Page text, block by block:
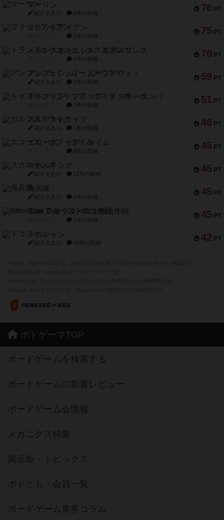
76 PT
マーリン
紹介文あり 6件の投稿
75 PT
フラットアイアン
2件の投稿
70 PT
トランスオリエント・エクスプレス
1件の投稿
59 PT
アンブッシュ！：ムーブアウト！
紹介文あり 1件の投稿
51 PT
キャプテン・フリップ：イスラ・ボンバ
2件の投稿
46 PT
ガルフストライク
紹介文あり 1件の投稿
45 PT
エコーズ・オブ・タイム
8件の投稿
45 PT
スカルキング
紹介文あり 12件の投稿
45 PT
海兵隊
紹介文あり 1件の投稿
45 PT
Bitter End ブタペスト救出作戦
1件の投稿
42 PT
ドコジャン
紹介文あり 10件の投稿
ボドゲーマTOP
ボードゲームを検索する
ボードゲームの新着レビュー
ボードゲーム会情報
メカニクス特集
掲示板・トピックス
ボドとも・会員一覧
ボードゲーム業界コラム